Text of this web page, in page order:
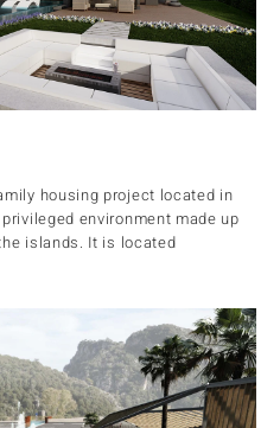
housing project located in
environment made up
islands. It is located